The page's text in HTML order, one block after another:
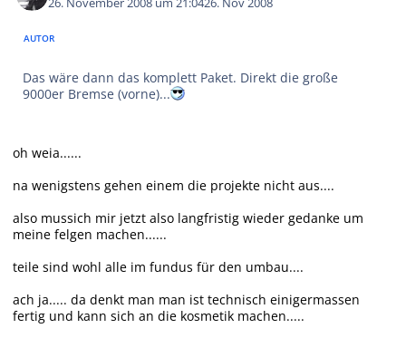
26. November 2008 um 21:0426. Nov 2008
AUTOR
Das wäre dann das komplett Paket. Direkt die große
9000er Bremse (vorne)...
oh weia......
na wenigstens gehen einem die projekte nicht aus....
also mussich mir jetzt also langfristig wieder gedanke um
meine felgen machen......
teile sind wohl alle im fundus für den umbau....
ach ja..... da denkt man man ist technisch einigermassen
fertig und kann sich an die kosmetik machen.....